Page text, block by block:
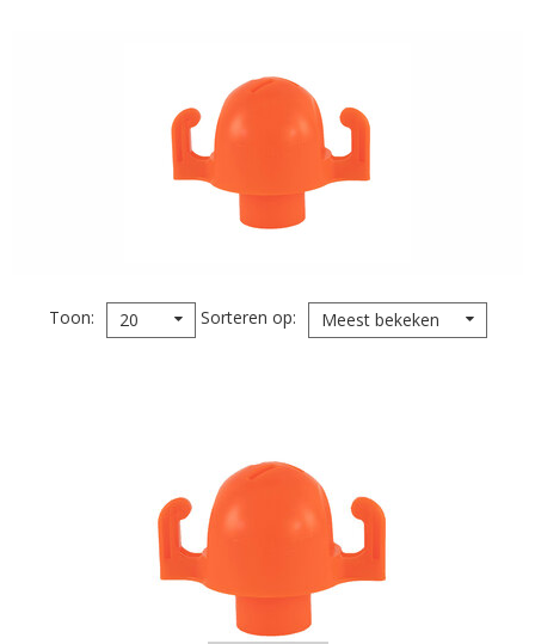
Toon 20 Sorteren op Meest bekeken